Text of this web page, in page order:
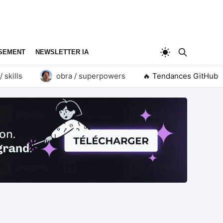
NEWSLETTER IA
obra / superpowers goauthentik /
🔥 Tendances GitHub